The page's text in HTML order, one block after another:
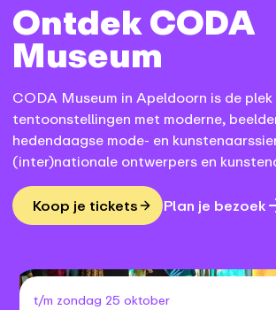
Ontdek CODA
Museum
CODA Museum in Apeldoorn is de
tentoonstellingen met moderne,
hedendaagse mode- en
(inter)nationale ontwerpers en
van en op papier.
Koop je tickets
Plan je bezoek
t/m zondag 25 oktober